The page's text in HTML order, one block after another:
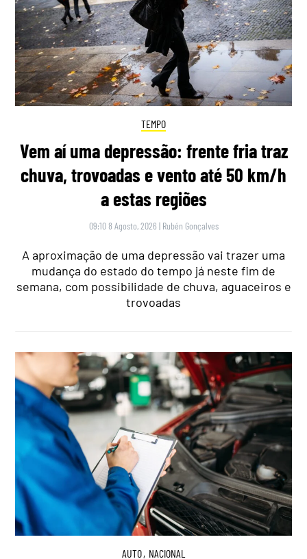
TEMPO
Vem aí uma depressão: frente fria traz
chuva, trovoadas e vento até 50 km/h
a estas regiões
09:10 8 Agosto, 2026 | Rubén Gonçalves
A aproximação de uma depressão vai trazer uma
mudança do estado do tempo já neste fim de
semana, com possibilidade de chuva, aguaceiros e
trovoadas
AUTO, NACIONAL